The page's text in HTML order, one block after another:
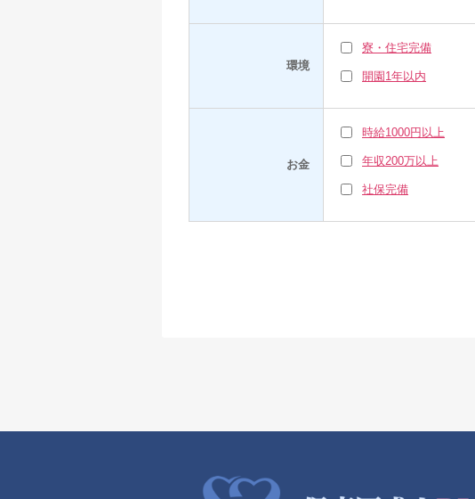
環境
寮・住宅完備
開園1年以内
お金
時給1000円以上
年収200万以上
社保完備